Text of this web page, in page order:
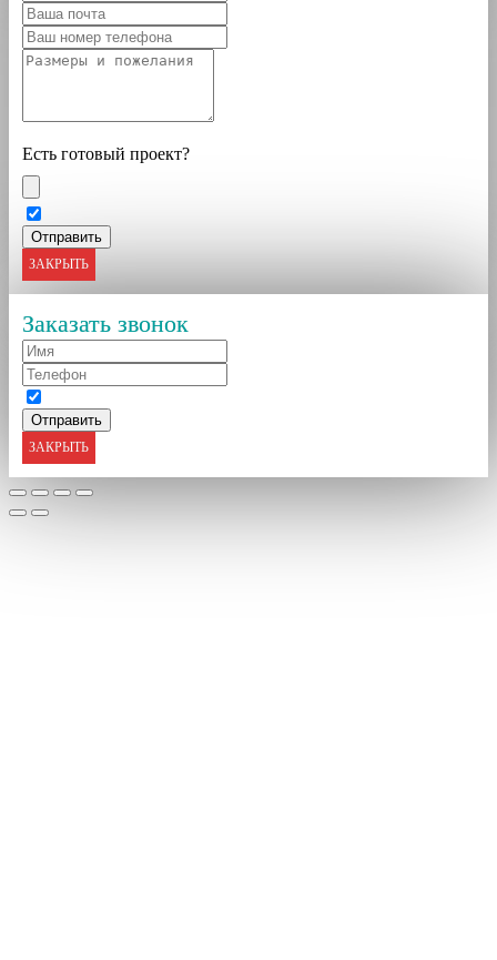
Есть готовый проект?
ЗАКРЫТЬ
Заказать звонок
ЗАКРЫТЬ